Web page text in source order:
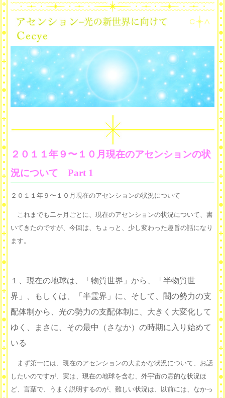
２０１１年９〜１０月現在のアセンションの状
況について Part 1
２０１１年９〜１０月現在のアセンションの状況について
これまでも二ヶ月ごとに、現在のアセンションの状況について、書
いてきたのですが、今回は、ちょっと、少し変わった趣旨の話になり
ます。
１、現在の地球は、「物質世界」から、「半物質世
界」、もしくは、「半霊界」に、そして、闇の勢力の支
配体制から、光の勢力の支配体制に、大きく大変化して
ゆく、まさに、その最中（さなか）の時期に入り始めて
いる
まず第一には、現在のアセンションの大まかな状況について、お話
したいのですが、実は、現在の地球を含む、外宇宙の霊的な状況ほ
ど、言葉で、うまく説明するのが、難しい状況は、以前には、なかっ